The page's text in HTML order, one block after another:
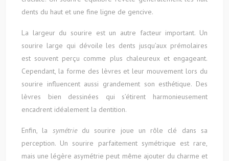
dents du haut et une fine ligne de gencive.
La largeur du sourire est un autre facteur important. Un
sourire large qui dévoile les dents jusqu’aux prémolaires
est souvent perçu comme plus chaleureux et engageant.
Cependant, la forme des lèvres et leur mouvement lors du
sourire influencent aussi grandement son esthétique. Des
lèvres bien dessinées qui s’étirent harmonieusement
encadrent idéalement la dentition.
Enfin, la symétrie du sourire joue un rôle clé dans sa
perception. Un sourire parfaitement symétrique est rare,
mais une légère asymétrie peut même ajouter du charme et